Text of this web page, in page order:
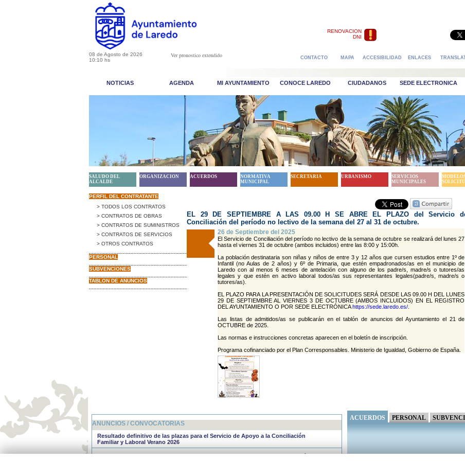
RENOVACION
DNI
08 de Agosto de 2026
10:10 hs
Ver pronostico extendido CONTACTO MAPA ACCESIBILIDAD ENLACES
NOTICIAS AGENDA MI AYUNTAMIENTO CONOCE LAREDO CIUDADANOS SEDE ELECTRONICA
SALUDO DEL
ALCALDE
ORGANIZACION ACUERDOS
NORMATIVA
MUNICIPAL
SECRETARIA URBANISMO
SERVICIOS
MUNICIPALES
PERFIL DEL CONTRATANTE
> TODOS LOS CONTRATOS
> CONTRATOS DE OBRAS
> CONTRATOS DE SUMINISTROS
> CONTRATOS DE SERVICIOS
> OTROS CONTRATOS
PERSONAL
SUBVENCIONES
TABLON DE ANUNCIOS
EL 29 DE SEPTIEMBRE A LAS 09.00 H SE ABRE EL PLAZO del Servicio
Conciliación del período no lectivo de la semana del 27 al 31 de octubre.
26 de Septiembre del 2025
El Servicio de Conciliación del período no lectivo de la semana de octubre se realizará del lunes 27
hasta el viernes 31 de octubre (ambos incluidos) entre las 8:00 y 15:00h.
La población destinataria son niñas y niños de entre 3 y 12 años que cursen estudios entre 1º de
Infantil (no Aulas de 2 años) y 6º de Primaria, que estén empadronados/as en el municipio de
Laredo con al menos 6 meses de antelación con alguno de los padre/s, madre/s o tutores/as
legales y que estén en activo laboral todos/as sus representantes legales(padre/s, madre/s o
tutores/as).
EL PLAZO PARA LA PRESENTACIÓN DE SOLICITUDES SERÁ DESDE LAS 09.00 H DEL LUNES
29 DE SEPTIEMBRE AL VIERNES 3 DE OCTUBRE (AMBOS INCLUIDOS) EN EL REGISTRO
DEL AYUNTAMIENTO O POR SEDE ELECTRÓNICAhttps://sede.laredo.es/
Las listas de admitidos/as se publicarán en el tablón de anuncios del Ayuntamiento el 21 de
OCTUBRE de 2025.
Las normas e instrucciones concretas aparecen en el boletín de inscripción.
Programa cofinanciado por el Plan Corresponsables. Ministerio de Igualdad, Gobierno de España.
ANUNCIOS / CONVOCATORIAS
Resultado definitivo de las plazas para el Servicio de Apoyo a la Conciliación
Familiar y Laboral Verano 2026
ACUERDOS PERSONAL